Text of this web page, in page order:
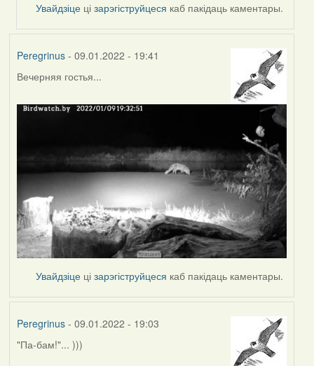
Peregrinus
Увайдзіце цізарэгіструйцеся каб пакідаць каментары.
Peregrinus- 09.01.2022 - 19:41
Вечерняя гостья...
Увайдзіце цізарэгіструйцеся каб пакідаць каментары.
Peregrinus- 09.01.2022 - 19:03
"Па-бам!"... )))